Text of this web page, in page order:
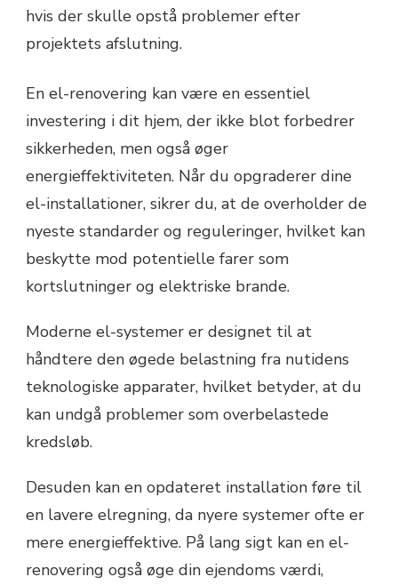
hvis der skulle opstå problemer efter
projektets afslutning.
En el-renovering kan være en essentiel
investering i dit hjem, der ikke blot forbedrer
sikkerheden, men også øger
energieffektiviteten. Når du opgraderer dine
el-installationer, sikrer du, at de overholder de
nyeste standarder og reguleringer, hvilket kan
beskytte mod potentielle farer som
kortslutninger og elektriske brande.
Moderne el-systemer er designet til at
håndtere den øgede belastning fra nutidens
teknologiske apparater, hvilket betyder, at du
kan undgå problemer som overbelastede
kredsløb.
Desuden kan en opdateret installation føre til
en lavere elregning, da nyere systemer ofte er
mere energieffektive. På lang sigt kan en el-
renovering også øge din ejendoms værdi,